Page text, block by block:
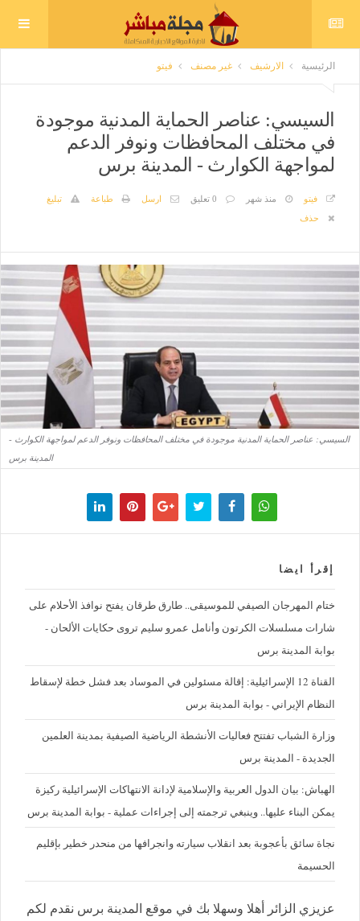
الرئيسية الارشيف غير مصنف فيتو
السيسي: عناصر الحماية المدنية موجودة
في مختلف المحافظات ونوفر الدعم
لمواجهة الكوارث - المدينة برس
فيتو منذ شهر 0 تعليق ارسل طباعة
تبليغ
حذف
السيسي: عناصر الحماية المدنية موجودة في مختلف المحافظات ونوفر الدعم لمواجهة الكوارث -
المدينة برس
إقرأ ايضا
ختام المهرجان الصيفي للموسيقى.. طارق طرقان يفتح نوافذ الأحلام على
شارات مسلسلات الكرتون وأنامل عمرو سليم تروى حكايات الألحان -
بوابة المدينة برس
القناة 12 الإسرائيلية: إقالة مسئولين في الموساد بعد فشل خطة لإسقاط
النظام الإيراني - بوابة المدينة برس
وزارة الشباب تفتتح فعاليات الأنشطة الرياضية الصيفية بمدينة العلمين
الجديدة - المدينة برس
الهباش: بيان الدول العربية والإسلامية لإدانة الانتهاكات الإسرائيلية ركيزة
يمكن البناء عليها.. وينبغي ترجمته إلى إجراءات عملية - بوابة المدينة برس
نجاة سائق بأعجوبة بعد انقلاب سيارته وانجرافها من منحدر خطير بإقليم
الحسيمة
عزيزي الزائر أهلا وسهلا بك في موقع المدينة برس نقدم لكم